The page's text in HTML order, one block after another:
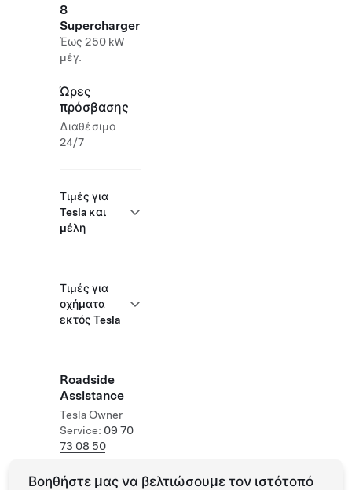
8
Supercharger
Έως 250 kW
μέγ.
Ώρες
πρόσβασης
Διαθέσιμο
24/7
Τιμές για
Tesla και
μέλη
Τιμές για
οχήματα
εκτός Tesla
Roadside
Assistance
Tesla Owner
Service: 09 70
73 08 50
Βοηθήστε μας να βελτιώσουμε τον ιστότοπό